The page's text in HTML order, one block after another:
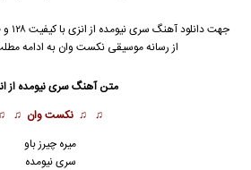
از رسانه موسیقی نکست وان به ادامه
متن آهنگ سری نیومده از
♫ ♫ نکست وان ♫
میره چیرز باو
سری نیومده